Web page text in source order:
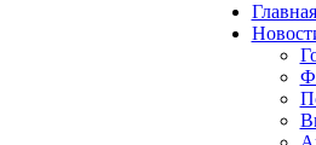
Главная